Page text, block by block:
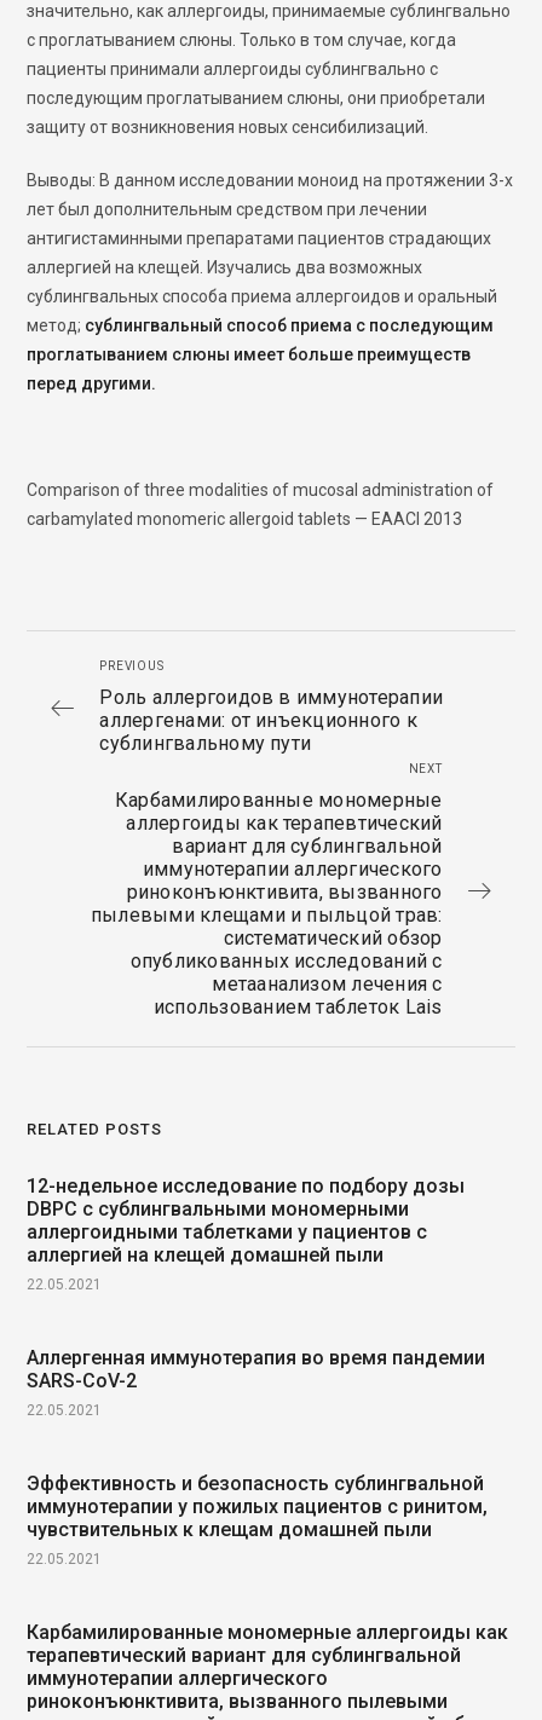
значительно, как аллергоиды, принимаемые сублингвально
с проглатыванием слюны. Только в том случае, когда
пациенты принимали аллергоиды сублингвально с
последующим проглатыванием слюны, они приобретали
защиту от возникновения новых сенсибилизаций.
Выводы: В данном исследовании моноид на протяжении 3-х
лет был дополнительным средством при лечении
антигистаминными препаратами пациентов страдающих
аллергией на клещей. Изучались два возможных
сублингвальных способа приема аллергоидов и оральный
метод; сублингвальный способ приема с последующим
проглатыванием слюны имеет больше преимуществ
перед другими.
Comparison of three modalities of mucosal administration of
carbamylated monomeric allergoid tablets — EAACI 2013
PREVIOUS
Роль аллергоидов в иммунотерапии
аллергенами: от инъекционного к
сублингвальному пути
NEXT
Карбамилированные мономерные
аллергоиды как терапевтический
вариант для сублингвальной
иммунотерапии аллергического
риноконъюнктивита, вызванного
пылевыми клещами и пыльцой трав:
систематический обзор
опубликованных исследований с
метаанализом лечения с
использованием таблеток Lais
RELATED POSTS
12-недельное исследование по подбору дозы
DBPC с сублингвальными мономерными
аллергоидными таблетками у пациентов с
аллергией на клещей домашней пыли
22.05.2021
Аллергенная иммунотерапия во время пандемии
SARS-CoV-2
22.05.2021
Эффективность и безопасность сублингвальной
иммунотерапии у пожилых пациентов с ринитом,
чувствительных к клещам домашней пыли
22.05.2021
Карбамилированные мономерные аллергоиды как
терапевтический вариант для сублингвальной
иммунотерапии аллергического
риноконъюнктивита, вызванного пылевыми